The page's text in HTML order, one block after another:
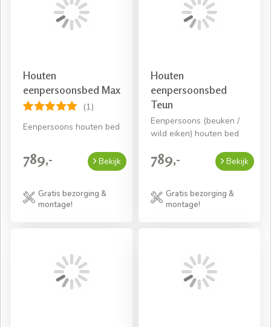
stapt dezelfde avond nog in uw nieuwe bed. Wat zult u
lekker slapen!
Houten
eenpersoonsbed Max
(1)
Eenpersoons houten bed
789,- Bekijk
Gratis bezorging &
montage!
Houten
eenpersoonsbed
Teun
Eenpersoons (beuken /
wild eiken) houten bed
789,- Bekijk
Gratis bezorging &
montage!